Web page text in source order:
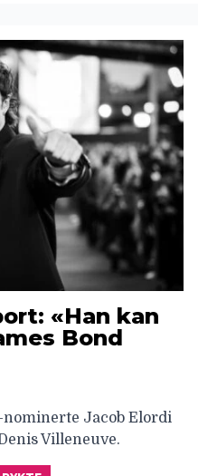
«Han kan
Bond
Jacob Elordi
Villeneuve.